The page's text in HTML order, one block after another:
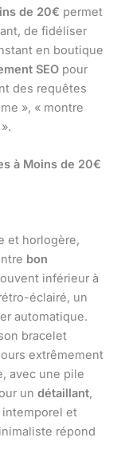
de 20€ permet
de fidéliser
en boutique
SEO pour
des requêtes
», « montre
à Moins de 20€
et horlogère,
bon
inférieur à
éclairé, un
automatique.
bracelet
extrêmement
avec une pile
un détaillant,
intemporel et
répond